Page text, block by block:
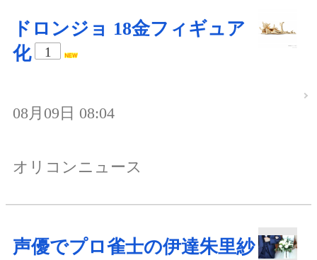
ドロンジョ 18金フィギュア
化
1
08月09日 08:04
オリコンニュース
声優でプロ雀士の伊達朱里紗